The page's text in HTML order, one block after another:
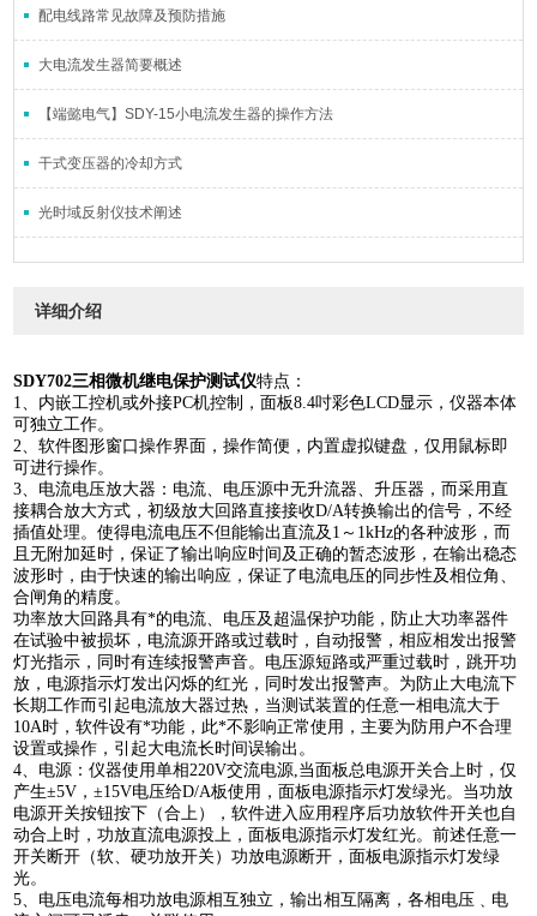
配电线路常见故障及预防措施
大电流发生器简要概述
【端懿电气】SDY-15小电流发生器的操作方法
干式变压器的冷却方式
光时域反射仪技术阐述
详细介绍
SDY702三相微机继电保护测试仪特点：
1、内嵌工控机或外接PC机控制，面板8.4吋彩色LCD显示，仪器本体
可独立工作。
2、软件图形窗口操作界面，操作简便，内置虚拟键盘，仅用鼠标即
可进行操作。
3、电流电压放大器：电流、电压源中无升流器、升压器，而采用直
接耦合放大方式，初级放大回路直接接收D/A转换输出的信号，不经
插值处理。使得电流电压不但能输出直流及1～1kHz的各种波形，而
且无附加延时，保证了输出响应时间及正确的暂态波形，在输出稳态
波形时，由于快速的输出响应，保证了电流电压的同步性及相位角、
合闸角的精度。
功率放大回路具有*的电流、电压及超温保护功能，防止大功率器件
在试验中被损坏，电流源开路或过载时，自动报警，相应相发出报警
灯光指示，同时有连续报警声音。电压源短路或严重过载时，跳开功
放，电源指示灯发出闪烁的红光，同时发出报警声。为防止大电流下
长期工作而引起电流放大器过热，当测试装置的任意一相电流大于
10A时，软件设有*功能，此*不影响正常使用，主要为防用户不合理
设置或操作，引起大电流长时间误输出。
4、电源：仪器使用单相220V交流电源,当面板总电源开关合上时，仅
产生±5V，±15V电压给D/A板使用，面板电源指示灯发绿光。当功放
电源开关按钮按下（合上），软件进入应用程序后功放软件开关也自
动合上时，功放直流电源投上，面板电源指示灯发红光。前述任意一
开关断开（软、硬功放开关）功放电源断开，面板电源指示灯发绿
光。
5、电压电流每相功放电源相互独立，输出相互隔离，各相电压﹑电